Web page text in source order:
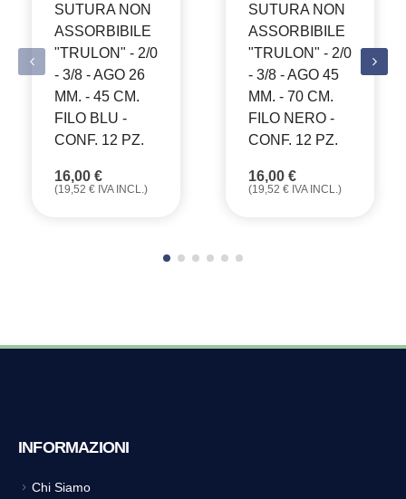
SUTURA NON
ASSORBIBILE
"TRULON" - 2/0
- 3/8 - AGO 26
MM. - 45 CM.
FILO BLU -
CONF. 12 PZ.
16,00 €
(19,52 € IVA INCL.)
SUTURA NON
ASSORBIBILE
"TRULON" - 2/0
- 3/8 - AGO 45
MM. - 70 CM.
FILO NERO -
CONF. 12 PZ.
16,00 €
(19,52 € IVA INCL.)
INFORMAZIONI
Chi Siamo